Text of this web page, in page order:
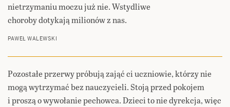
nietrzymaniu moczu już nie. Wstydliwe
choroby dotykają milionów z nas.
PAWEŁ WALEWSKI
Pozostałe przerwy próbują zająć ci uczniowie, którzy nie
mogą wytrzymać bez nauczycieli. Stoją przed pokojem
i proszą o wywołanie pechowca. Dzieci to nie dyrekcja, więc